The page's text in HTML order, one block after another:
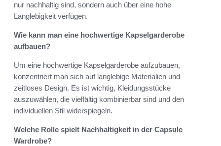
nur nachhaltig sind, sondern auch über eine hohe
Langlebigkeit verfügen.
Wie kann man eine hochwertige Kapselgarderobe
aufbauen?
Um eine hochwertige Kapselgarderobe aufzubauen,
konzentriert man sich auf langlebige Materialien und
zeitloses Design. Es ist wichtig, Kleidungsstücke
auszuwählen, die vielfältig kombinierbar sind und den
individuellen Stil widerspiegeln.
Welche Rolle spielt Nachhaltigkeit in der Capsule
Wardrobe?